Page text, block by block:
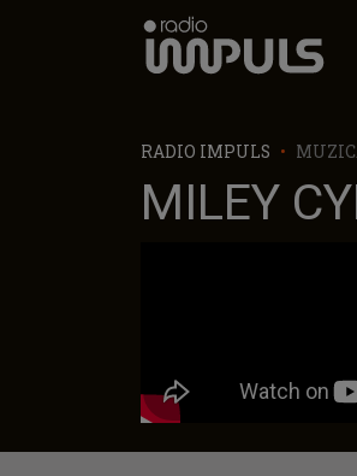
Radio Impuls
RADIO IMPULS
MILEY